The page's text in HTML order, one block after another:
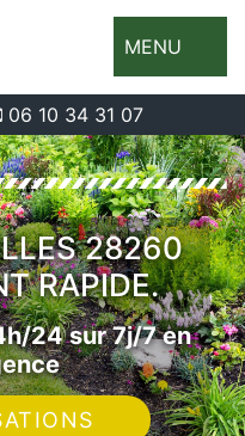
MENU
06 10 34 31 07
28260
RAPIDE.
24 sur 7j/7 en